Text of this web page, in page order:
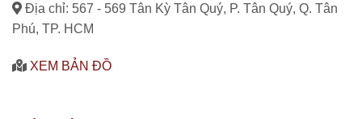
Địa chỉ: 567 - 569 Tân Kỳ Tân Quý, P. Tân Quý, Q. Tân
Phú, TP. HCM
XEM BẢN ĐỒ